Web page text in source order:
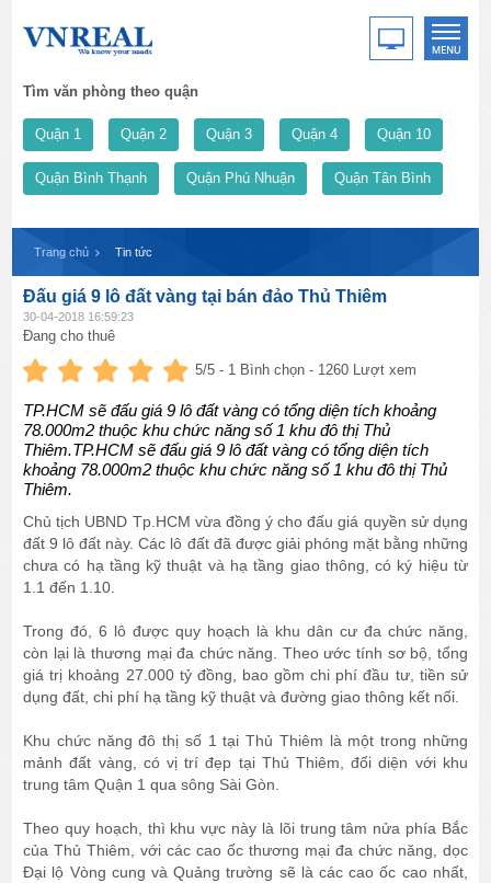
Tìm văn phòng theo quận
Quận 1 Quận 2 Quận 3 Quận 4 Quận 10
Quận Bình Thạnh Quận Phú Nhuận Quận Tân Bình
Trang chủ Tin tức
Đấu giá 9 lô đất vàng tại bán đảo Thủ Thiêm
30-04-2018 16:59:23
Đang cho thuê
5/5 - 1 Bình chọn - 1260 Lượt xem
TP.HCM sẽ đấu giá 9 lô đất vàng có tổng diện tích khoảng
78.000m2 thuộc khu chức năng số 1 khu đô thị Thủ
Thiêm.TP.HCM sẽ đấu giá 9 lô đất vàng có tổng diện tích
khoảng 78.000m2 thuộc khu chức năng số 1 khu đô thị Thủ
Thiêm.
Chủ tịch UBND Tp.HCM vừa đồng ý cho đấu giá quyền sử dụng
đất 9 lô đất này. Các lô đất đã được giải phóng mặt bằng những
chưa có hạ tầng kỹ thuật và hạ tầng giao thông, có ký hiệu từ
1.1 đến 1.10.
Trong đó, 6 lô được quy hoạch là khu dân cư đa chức năng,
còn lại là thương mại đa chức năng. Theo ước tính sơ bộ, tổng
giá trị khoảng 27.000 tỷ đồng, bao gồm chi phí đầu tư, tiền sử
dụng đất, chi phí hạ tầng kỹ thuật và đường giao thông kết nối.
Khu chức năng đô thị số 1 tại Thủ Thiêm là một trong những
mảnh đất vàng, có vị trí đẹp tại Thủ Thiêm, đối diện với khu
trung tâm Quận 1 qua sông Sài Gòn.
Theo quy hoạch, thì khu vực này là lõi trung tâm nửa phía Bắc
của Thủ Thiêm, với các cao ốc thương mại đa chức năng, dọc
Đại lộ Vòng cung và Quảng trường sẽ là các cao ốc cao nhất,